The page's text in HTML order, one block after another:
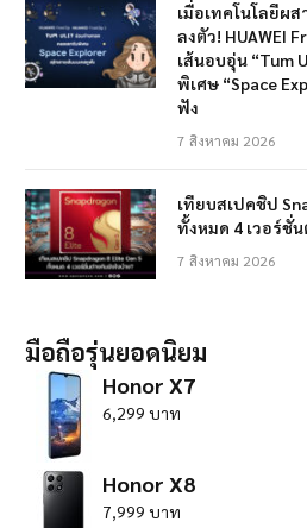
เมื่อเทคโนโลยีผ
ลงตัว! HUAWEI
เส้นอบอุ่น “Tum
พิเศษ “Space
ฟัง
7 สิงหาคม 2026
เทียบสเปคชิป
ทั้งหมด 4 เวอร์ชั่น
7 สิงหาคม 2026
มือถือรุ่นยอดนิยม
Honor X7
6,299 บาท
Honor X8
7,999 บาท